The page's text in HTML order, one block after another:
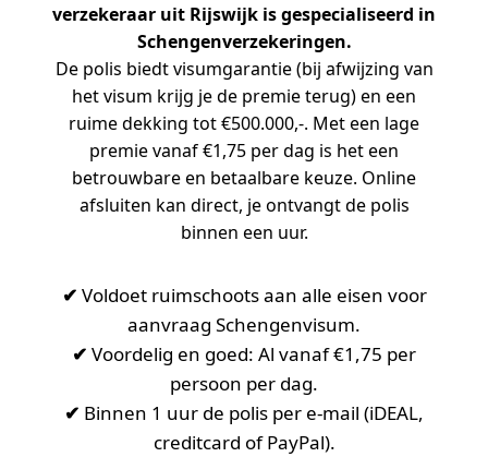
verzekeraar uit Rijswijk is gespecialiseerd in
Schengenverzekeringen.
De polis biedt visumgarantie (bij afwijzing van
het visum krijg je de premie terug) en een
ruime dekking tot €500.000,-. Met een lage
premie vanaf €1,75 per dag is het een
betrouwbare en betaalbare keuze. Online
afsluiten kan direct, je ontvangt de polis
binnen een uur.
✔ Voldoet ruimschoots aan alle eisen voor
aanvraag Schengenvisum.
✔ Voordelig en goed: Al vanaf €1,75 per
persoon per dag.
✔ Binnen 1 uur de polis per e-mail (iDEAL,
creditcard of PayPal).